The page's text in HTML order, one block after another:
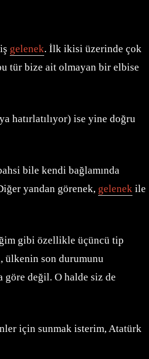
gelenek. İlk ikisi üzerinde çok
tür bize ait olmayan bir elbise
hatırlatılıyor) ise yine doğru
bile kendi bağlamında
yandan görenek, gelenek ile
gibi özellikle üçüncü tip
ülkenin son durumunu
göre değil. O halde siz de
için sunmak isterim, Atatürk